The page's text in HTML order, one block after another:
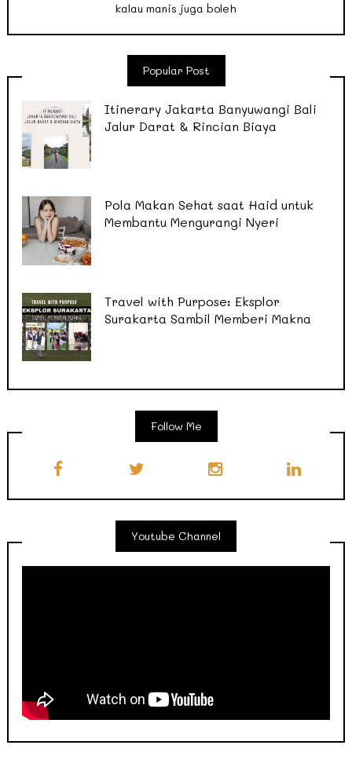
kalau manis juga boleh
Popular Post
Itinerary Jakarta Banyuwangi Bali
Jalur Darat & Rincian Biaya
Pola Makan Sehat saat Haid untuk
Membantu Mengurangi Nyeri
Travel with Purpose: Eksplor
Surakarta Sambil Memberi Makna
Follow Me
Youtube Channel